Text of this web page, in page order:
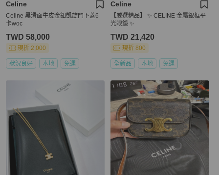
Celine
Celine 黑滑面牛皮金釦凱旋門下蓋6
卡woc
TWD 58,000
現折 2,000
狀況良好 本地 免運
Celine
【威選精品】 ✨ CELINE 金屬銀框平
光眼鏡 ✨
TWD 21,420
現折 800
全新品 本地 免運